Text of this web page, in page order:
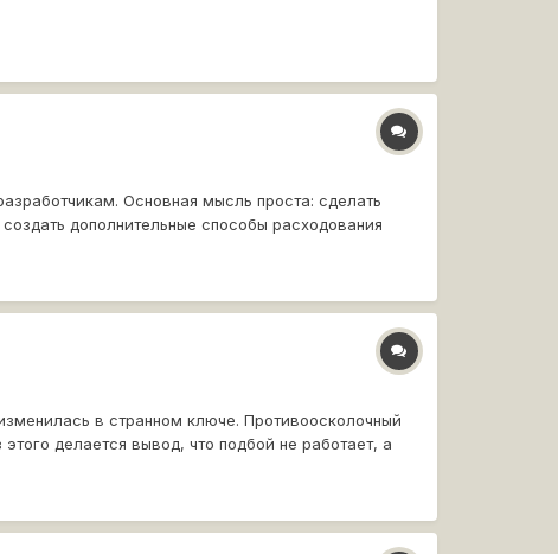
Основная мысль проста: сделать
дополнительные способы расходования
в странном ключе. Противоосколочный
делается вывод, что подбой не работает, а